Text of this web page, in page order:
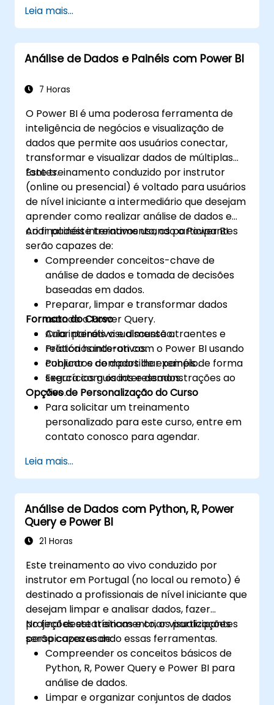
Leia mais...
Análise de Dados e Painéis com Power BI
7 Horas
O Power BI é uma poderosa ferramenta de
inteligência de negócios e visualização de
dados que permite aos usuários conectar,
transformar e visualizar dados de múltiplas
fontes.
Este treinamento conduzido por instrutor
(online ou presencial) é voltado para usuários
de nível iniciante a intermediário que desejam
aprender como realizar análise de dados e
criar painéis interativos usando o Power BI.
Ao final deste treinamento, os participantes
serão capazes de:
Compreender conceitos-chave de
análise de dados e tomada de decisões
baseadas em dados.
Preparar, limpar e transformar dados
usando o Power Query.
Criar painéis visualmente atraentes e
relatórios interativos.
Publicar e compartilhar painéis de forma
segura com os interessados.
Formato do Curso
Aula interativa e discussão.
Prática hands-on com o Power BI usando
conjuntos de dados de exemplo.
Exercícios guiados e demonstrações ao
vivo.
Opções de Personalização do Curso
Para solicitar um treinamento
personalizado para este curso, entre em
contato conosco para agendar.
Leia mais...
Análise de Dados com Python, R, Power
Query e Power BI
21 Horas
Este treinamento ao vivo conduzido por
instrutor em Portugal (no local ou remoto) é
destinado a profissionais de nível iniciante que
desejam limpar e analisar dados, fazer
projeções estatísticas e criar visualizações
perspicazes usando essas ferramentas.
No final deste treinamento, os participantes
serão capazes de:
Compreender os conceitos básicos de
Python, R, Power Query e Power BI para
análise de dados.
Limpar e organizar conjuntos de dados